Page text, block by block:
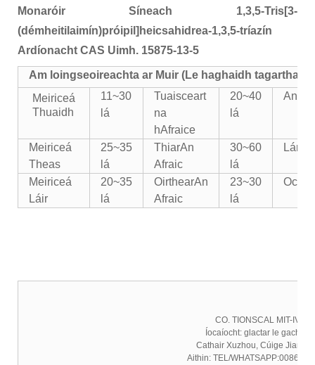
Monaróir Síneach 1,3,5-Tris[3-
(démheitilaimín)próipil]heicsahidrea-1,3,5-tríazín
Ardíonacht CAS Uimh. 15875-13-5
Am loingseoireachta ar Muir (Le haghaidh tagartha
Meiriceá
Thuaidh
11~30
lá
Tuaisceart
na
hAfraice
20~40
lá
An
Meiriceá
Theas
25~35
lá
ThiarAn
Afraic
30~60
lá
Lár
Meiriceá
Láir
20~35
lá
OirthearAn
Afraic
23~30
lá
CO. TIONSCAL MIT-IVY,
Íocaíocht: glactar le gach
Cathair Xuzhou, Cúige
Aithin: TEL/WHATSAPP:0086-